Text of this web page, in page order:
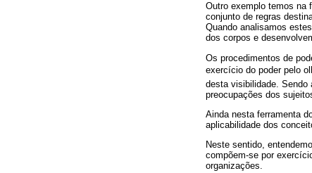
Outro exemplo temos na
conjunto de regras
Quando analisamos
dos corpos e
Os procedimentos de
exercício do poder pelo
desta visibilidade. Sendo
preocupações dos
Ainda nesta ferramenta
aplicabilidade dos
Neste sentido,
compõem-se por
organizações.